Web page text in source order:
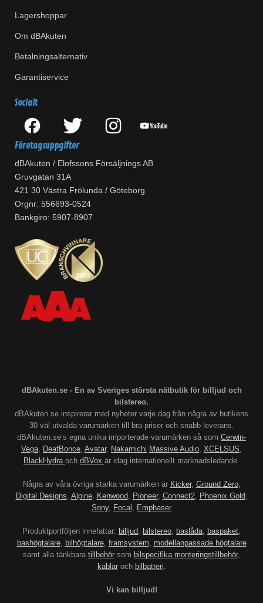
Lagershoppar
Om dBAkuten
Betalningsalternativ
Garantiservice
Socialt
Företagsuppgifter
dBAkuten / Elofssons Försäljnings AB
Gruvgatan 31A
421 30 Västra Frölunda / Göteborg
Orgnr: 556693-0524
Bankgiro: 5907-8907
dBAkuten.se - En av Sveriges största nätbutik för billjud och
bilstereo.
dBAkuten.se inspirerar med nyheter varje dag från några av butikens
30 väl utvalda varumärken till bra priser och snabb leverans.
dBAkuten.se’s egna unika importerade varumärken så som Cerwin-
Vega, DeafBonce, Avatar, Nakamichi Massive Audio, XCELSUS,
BlackHydra och dBVox är idag internationellt marknadsledande.
Några av våra övriga starka varumärken är Kicker, Ground Zero,
Digital Designs, Alpine, Kenwood, Pioneer, Connect2, Phoenix Gold,
Sony, Focal , Emphaser
Produktportföljen innefattar: billjud, bilstereo, baslåda, baspaket,
bashögtalare, bilhögtalare, framsystem, modellanpassade högtalare
samt alla tänkbara tillbehör som bilspecifika monteringstillbehör,
kablaroch bilbatteri.
Vi kan billjud!